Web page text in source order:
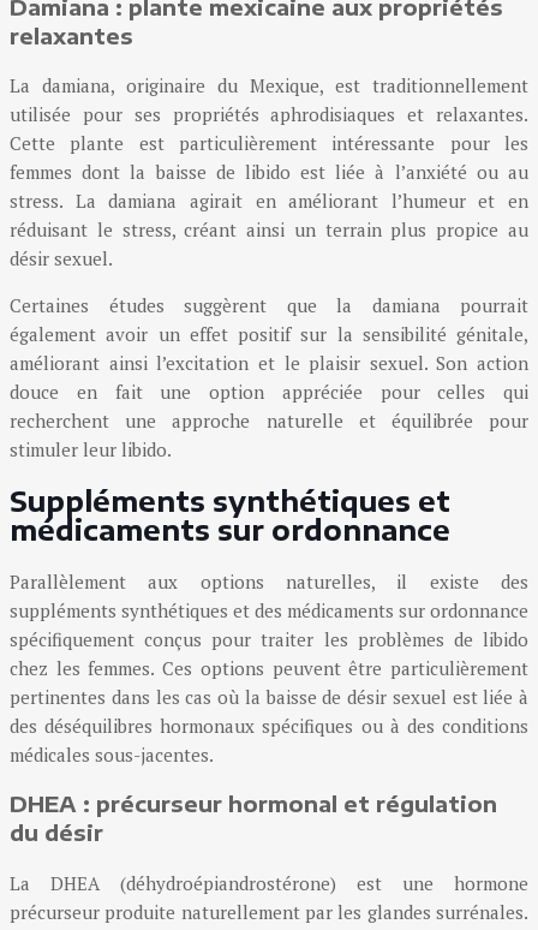
Damiana : plante mexicaine aux propriétés
relaxantes
La damiana, originaire du Mexique, est traditionnellement
utilisée pour ses propriétés aphrodisiaques et relaxantes.
Cette plante est particulièrement intéressante pour les
femmes dont la baisse de libido est liée à l’anxiété ou au
stress. La damiana agirait en améliorant l’humeur et en
réduisant le stress, créant ainsi un terrain plus propice au
désir sexuel.
Certaines études suggèrent que la damiana pourrait
également avoir un effet positif sur la sensibilité génitale,
améliorant ainsi l’excitation et le plaisir sexuel. Son action
douce en fait une option appréciée pour celles qui
recherchent une approche naturelle et équilibrée pour
stimuler leur libido.
Suppléments synthétiques et
médicaments sur ordonnance
Parallèlement aux options naturelles, il existe des
suppléments synthétiques et des médicaments sur ordonnance
spécifiquement conçus pour traiter les problèmes de libido
chez les femmes. Ces options peuvent être particulièrement
pertinentes dans les cas où la baisse de désir sexuel est liée à
des déséquilibres hormonaux spécifiques ou à des conditions
médicales sous-jacentes.
DHEA : précurseur hormonal et régulation
du désir
La DHEA (déhydroépiandrostérone) est une hormone
précurseur produite naturellement par les glandes surrénales.